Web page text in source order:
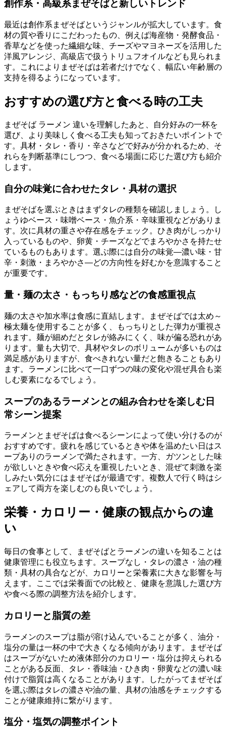
創作系・高級系まぜそばと新しいトレンド
最近は創作系まぜそばというジャンルが拡大しています。食
材の質や香りにこだわったもの、例えば海産物・発酵食品・
香草などを使った繊細な味、チーズやマヨネーズを活用した
洋風アレンジ、高級店で扱うトリュフオイルなども見られま
す。これによりまぜそばは若者だけでなく、幅広い年齢層の
支持を得るようになっています。
おすすめの選び方と食べる時の工夫
まぜそば ラーメン 違いを理解したあと、自分好みの一杯を
選び、より美味しく食べる工夫も知っておきたいポイントで
す。具材・タレ・香り・辛さなどで好みが分かれるため、そ
れらを判断基準にしつつ、食べる場面に応じた選び方も紹介
します。
自分の味覚に合わせたタレ・具材の選択
まぜそばを選ぶときはまずタレの種類を確認しましょう。し
ょうゆベース・味噌ベース・魚介系・辛味重視などがありま
す。次に具材の重さや存在感をチェック。ひき肉がしっかり
入っているものや、卵黄・チーズなどでまろやかさを持たせ
ているものもあります。選ぶ際には自分の味覚—濃い味・甘
辛・刺激・まろやかさ—どの方向性を好むかを意識すること
が重要です。
量・麺の太さ・もっちり感などの食感重視点
麺の太さや加水率は食感に直結します。まぜそばでは太め～
極太麺を使用することが多く、もっちりとした弾力が重視さ
れます。麺が細めだとタレが絡みにくく、味が偏る恐れがあ
ります。量も大切で、具材やタレのボリュームが多いものは
満足感がありますが、食べきれない量だと飽きることもあり
ます。ラーメンに比べて一口ずつの味の変化や混ぜ具合も楽
しむ要素になるでしょう。
スープのあるラーメンとの組み合わせを楽しむ日
常シーン提案
ラーメンとまぜそばは食べるシーンによって使い分けるのが
おすすめです。疲れを感じているときや体を温めたい日はス
ープありのラーメンで満たされます。一方、ガツンとした味
が欲しいときや食べ応えを重視したいとき、混ぜて刺激を楽
しみたい気分にはまぜそばが最適です。複数人で行く時はシ
ェアして両方を楽しむのも良いでしょう。
栄養・カロリー・健康の観点からの違
い
毎日の食事として、まぜそばとラーメンの違いを知ることは
健康管理にも役立ちます。スープなし・タレの濃さ・油の種
類・具材の具合などが、カロリーと栄養素に大きな影響を与
えます。ここでは栄養面での比較と、健康を意識した選び方
や食べる際の調整方法を紹介します。
カロリーと脂質の差
ラーメンのスープは脂が溶け込んでいることが多く、油分・
塩分の量は一杯の中で大きくなる傾向があります。まぜそば
はスープがないため液体部分のカロリー・塩分は抑えられる
ことがある反面、タレ・香味油・ひき肉・卵黄などの濃い味
付けで脂質は高くなることがあります。したがってまぜそば
を選ぶ際はタレの濃さや油の量、具材の油感をチェックする
ことが健康維持に繋がります。
塩分・塩気の調整ポイント